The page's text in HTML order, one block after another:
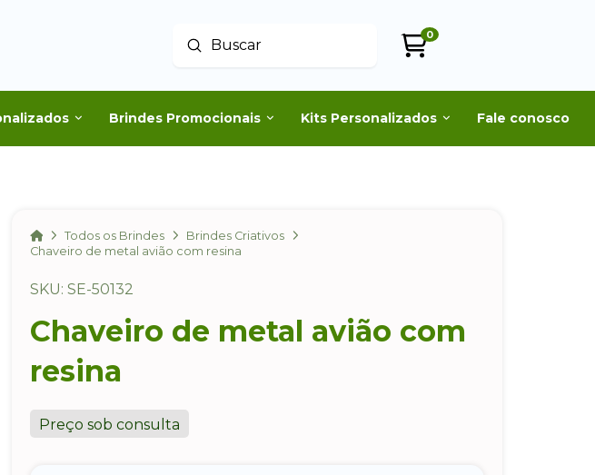
Buscar
Enviar
0
Brindes Promocionais Kits Personalizados Fale conosco
HomeTodos os Brindes
Brindes Criativos
Chaveiro de metal avião com resina
SKU: SE-50132
Chaveiro de metal avião com
resina
Preço sob consulta